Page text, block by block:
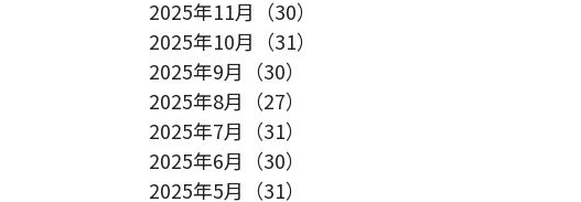
2025年11月（30）
2025年10月（31）
2025年9月（30）
2025年8月（27）
2025年7月（31）
2025年6月（30）
2025年5月（31）